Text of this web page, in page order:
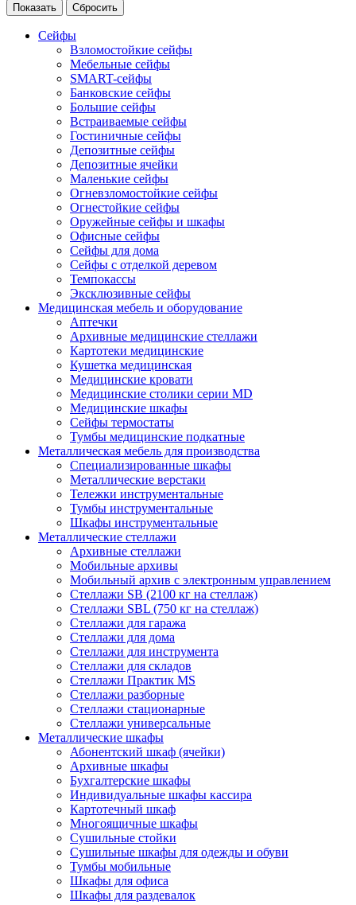
Сейфы
Взломостойкие сейфы
Мебельные сейфы
SMART-сейфы
Банковские сейфы
Большие сейфы
Встраиваемые сейфы
Гостиничные сейфы
Депозитные сейфы
Депозитные ячейки
Маленькие сейфы
Огневзломостойкие сейфы
Огнестойкие сейфы
Оружейные сейфы и шкафы
Офисные сейфы
Сейфы для дома
Сейфы с отделкой деревом
Темпокассы
Эксклюзивные сейфы
Медицинская мебель и оборудование
Аптечки
Архивные медицинские стеллажи
Картотеки медицинские
Кушетка медицинская
Медицинские кровати
Медицинские столики серии MD
Медицинские шкафы
Сейфы термостаты
Тумбы медицинские подкатные
Металлическая мебель для производства
Cпециализированные шкафы
Металлические верстаки
Тележки инструментальные
Тумбы инструментальные
Шкафы инструментальные
Металлические стеллажи
Архивные стеллажи
Мобильные архивы
Мобильный архив с электронным управлением
Стеллажи SB (2100 кг на стеллаж)
Стеллажи SBL (750 кг на стеллаж)
Стеллажи для гаража
Стеллажи для дома
Стеллажи для инструмента
Стеллажи для складов
Стеллажи Практик MS
Стеллажи разборные
Стеллажи стационарные
Стеллажи универсальные
Металлические шкафы
Абонентский шкаф (ячейки)
Архивные шкафы
Бухгалтерские шкафы
Индивидуальные шкафы кассира
Картотечный шкаф
Многоящичные шкафы
Сушильные стойки
Сушильные шкафы для одежды и обуви
Тумбы мобильные
Шкафы для офиса
Шкафы для раздевалок